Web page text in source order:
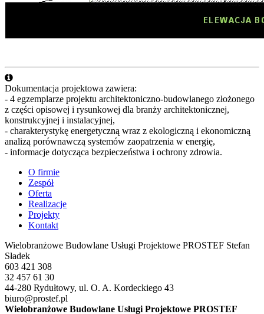
Dokumentacja projektowa zawiera:
- 4 egzemplarze projektu architektoniczno-budowlanego złożonego
z części opisowej i rysunkowej dla branży architektonicznej,
konstrukcyjnej i instalacyjnej,
- charakterystykę energetyczną wraz z ekologiczną i ekonomiczną
analizą porównawczą systemów zaopatrzenia w energię,
- informacje dotycząca bezpieczeństwa i ochrony zdrowia.
O firmie
Zespół
Oferta
Realizacje
Projekty
Kontakt
Wielobranżowe Budowlane Usługi Projektowe PROSTEF Stefan
Sładek
603 421 308
32 457 61 30
44-280 Rydułtowy, ul. O. A. Kordeckiego 43
biuro@prostef.pl
Wielobranżowe Budowlane Usługi Projektowe PROSTEF